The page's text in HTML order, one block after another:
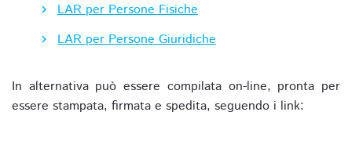
LAR per Persone Fisiche
LAR per Persone Giuridiche
In alternativa può essere compilata on-line, pronta per
essere stampata, firmata e spedita, seguendo i link: